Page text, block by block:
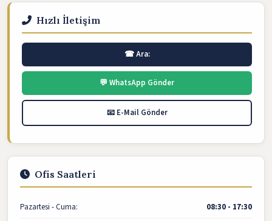
Hızlı İletişim
☎ Ara:
💬 WhatsApp Gönder
📧 E-Mail Gönder
Ofis Saatleri
Pazartesi - Cuma:
08:30 - 17:30